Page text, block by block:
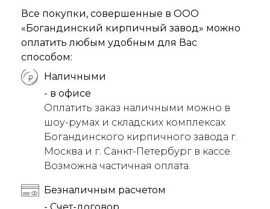
Все покупки, совершенные в ООО
«Богандинский кирпичный завод» можно
оплатить любым удобным для Вас
способом:
Наличными
- в офисе
Оплатить заказ наличными можно в
шоу-румах и складских комплексах
Богандинского кирпичного завода г.
Москва и г. Санкт-Петербург в кассе.
Возможна частичная оплата.
Безналичным расчетом